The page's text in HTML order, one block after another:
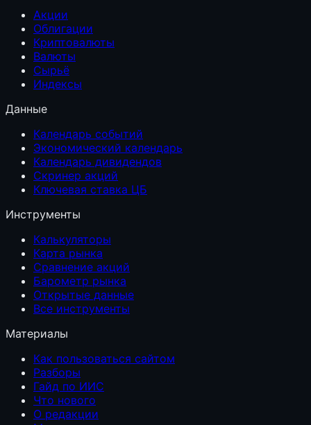
Акции
Облигации
Криптовалюты
Валюты
Сырьё
Индексы
Данные
Календарь событий
Экономический календарь
Календарь дивидендов
Скринер акций
Ключевая ставка ЦБ
Инструменты
Калькуляторы
Карта рынка
Сравнение акций
Барометр рынка
Открытые данные
Все инструменты
Материалы
Как пользоваться сайтом
Разборы
Гайд по ИИС
Что нового
О редакции